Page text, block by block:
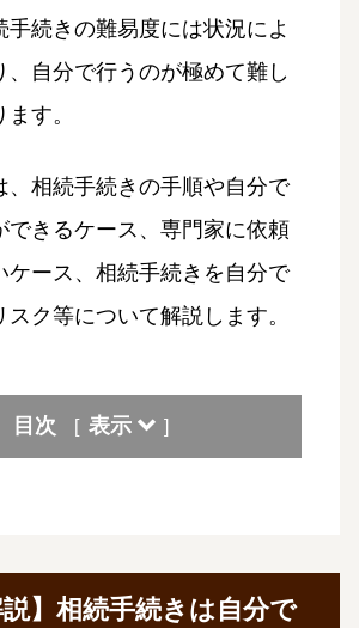
手続きの難易度には状況によ
、自分で行うのが極めて難し
す。
、相続手続きの手順や自分で
できるケース、専門家に依頼
ケース、相続手続きを自分で
ク等について解説します。
目次 [ 表示 ]
説】相続手続きは自分で